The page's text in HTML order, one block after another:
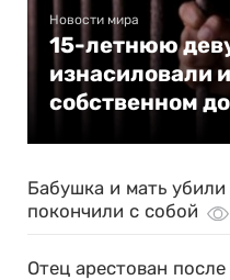
Новости мира
15-летнюю
изнасиловали
собственном
Бабушка и мать
покончили с собой
Отец арестован